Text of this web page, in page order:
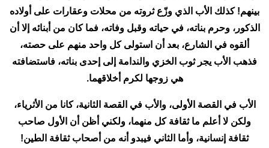
بينهم! كذلك الأب الذي وزّع ثروته من محلات وعقارات على أولاده
الذكور، وحرم بناته، في حياته وقبل وفاته، فما كان من أبنائه إلا أن
ألقوه في الشارع، بعد أن استولى كل واحد منهم على حصته،
فذهب الأب يجر ثوب الخزي والندامة إلى إحدى بناته، فاستضافته
هي زوجها لكرم أخلاقهما.
الأب في القصة الأولى، والأب في القصة الثانية، كانا من الأثرياء،
ولكن لا أعلم ما ثقافة كل منهما، ولكني أظن أن الأول صاحب
ثقافة إنسانية، وأما الثاني فيبدو أنه من أصحاب ثقافة الطين!